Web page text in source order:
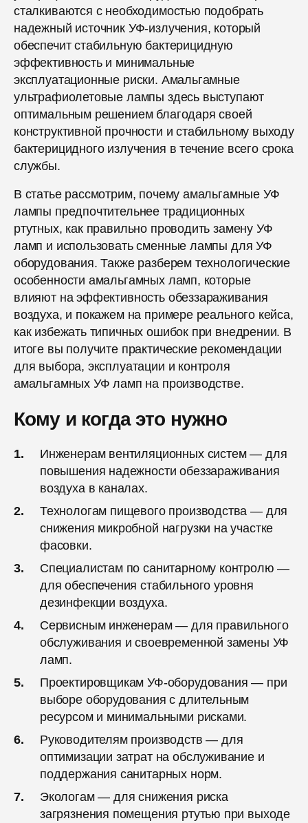
сталкиваются с необходимостью подобрать
надежный источник УФ-излучения, который
обеспечит стабильную бактерицидную
эффективность и минимальные
эксплуатационные риски. Амальгамные
ультрафиолетовые лампы здесь выступают
оптимальным решением благодаря своей
конструктивной прочности и стабильному выходу
бактерицидного излучения в течение всего срока
службы.
В статье рассмотрим, почему амальгамные УФ
лампы предпочтительнее традиционных
ртутных, как правильно проводить замену УФ
ламп и использовать сменные лампы для УФ
оборудования. Также разберем технологические
особенности амальгамных ламп, которые
влияют на эффективность обеззараживания
воздуха, и покажем на примере реального кейса,
как избежать типичных ошибок при внедрении. В
итоге вы получите практические рекомендации
для выбора, эксплуатации и контроля
амальгамных УФ ламп на производстве.
Кому и когда это нужно
Инженерам вентиляционных систем — для
повышения надежности обеззараживания
воздуха в каналах.
Технологам пищевого производства — для
снижения микробной нагрузки на участке
фасовки.
Специалистам по санитарному контролю —
для обеспечения стабильного уровня
дезинфекции воздуха.
Сервисным инженерам — для правильного
обслуживания и своевременной замены УФ
ламп.
Проектировщикам УФ-оборудования — при
выборе оборудования с длительным
ресурсом и минимальными рисками.
Руководителям производств — для
оптимизации затрат на обслуживание и
поддержания санитарных норм.
Экологам — для снижения риска
загрязнения помещения ртутью при выходе